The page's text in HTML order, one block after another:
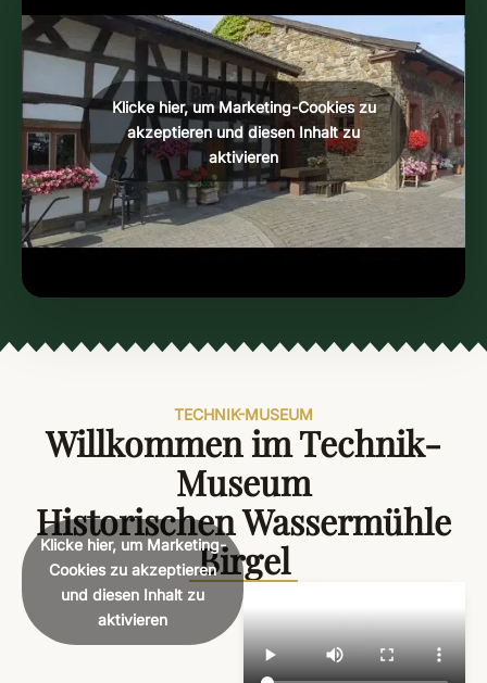
Klicke hier, um Marketing-Cookies zu
akzeptieren und diesen Inhalt zu
aktivieren
TECHNIK-MUSEUM
Willkommen im Technik-
Museum
Historischen Wassermühle
Birgel
Klicke hier, um Marketing-
Cookies zu akzeptieren
und diesen Inhalt zu
aktivieren